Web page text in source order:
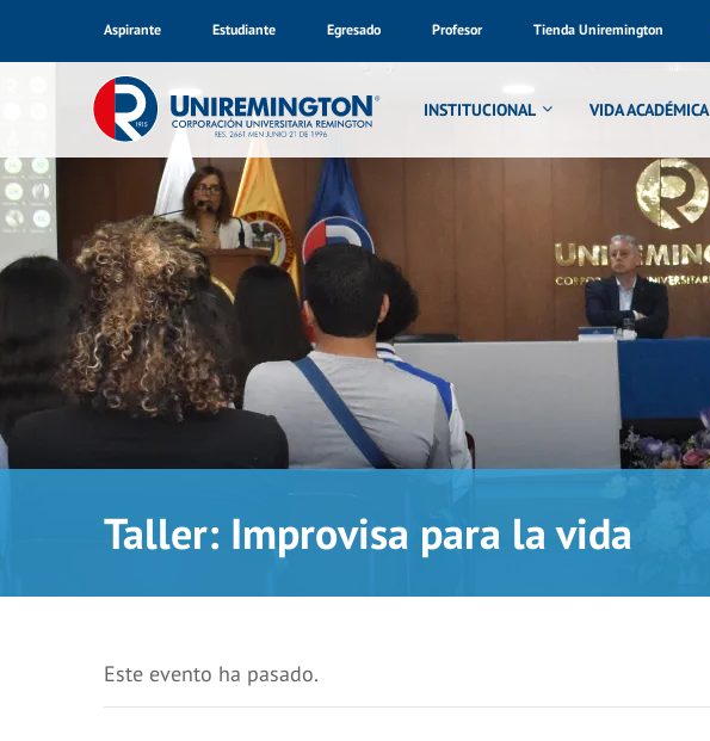
Aspirante Estudiante Egresado Profesor Tienda Uniremington
INSTITUCIONAL VIDA ACADÉMICA
Taller: Improvisa para la vida
Este evento ha pasado.